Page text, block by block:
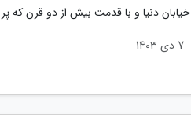
خیابان دنیا و با قدمت بیش از دو قرن که
7 دی 1403